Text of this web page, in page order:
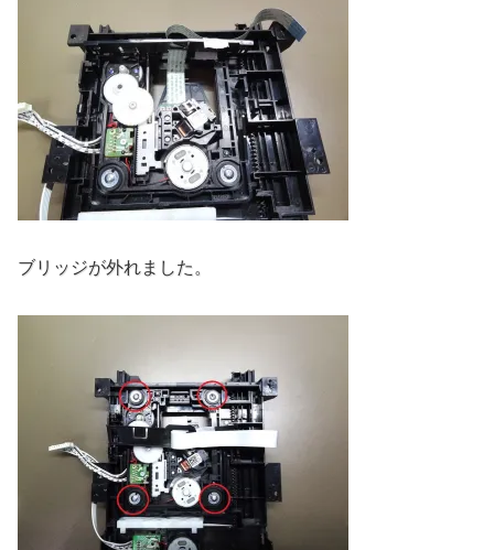
ブリッジが外れました。